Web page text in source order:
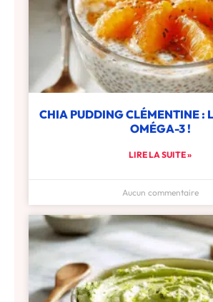
CHIA PUDDING CLÉMENTINE :
OMÉGA-3 !
LIRE LA SUITE »
Aucun commentaire